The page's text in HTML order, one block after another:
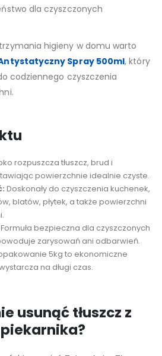
dla czyszczonych
higieny w domu warto
Spray 500ml, który
codziennego czyszczenia
rozpuszcza tłuszcz, brud i
powierzchnie idealnie czyste.
Doskonały do czyszczenia kuchenek,
blatów, płytek, a także powierzchni
Formuła bezpieczna dla czyszczonych
zarysowań ani odbarwień.
5kg to ekonomiczne
na długi czas.
usunąć tłuszcz z